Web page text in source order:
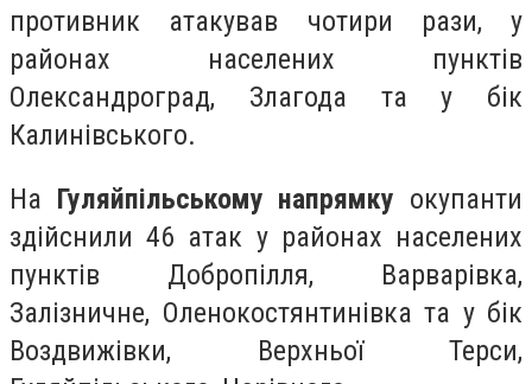
противник атакував чотири рази, у
районах населених пунктів
Олександроград, Злагода та у бік
Калинівського.
На Гуляйпільському напрямку окупанти
здійснили 46 атак у районах населених
пунктів Добропілля, Варварівка,
Залізничне, Оленокостянтинівка та у бік
Воздвижівки, Верхньої Терси,